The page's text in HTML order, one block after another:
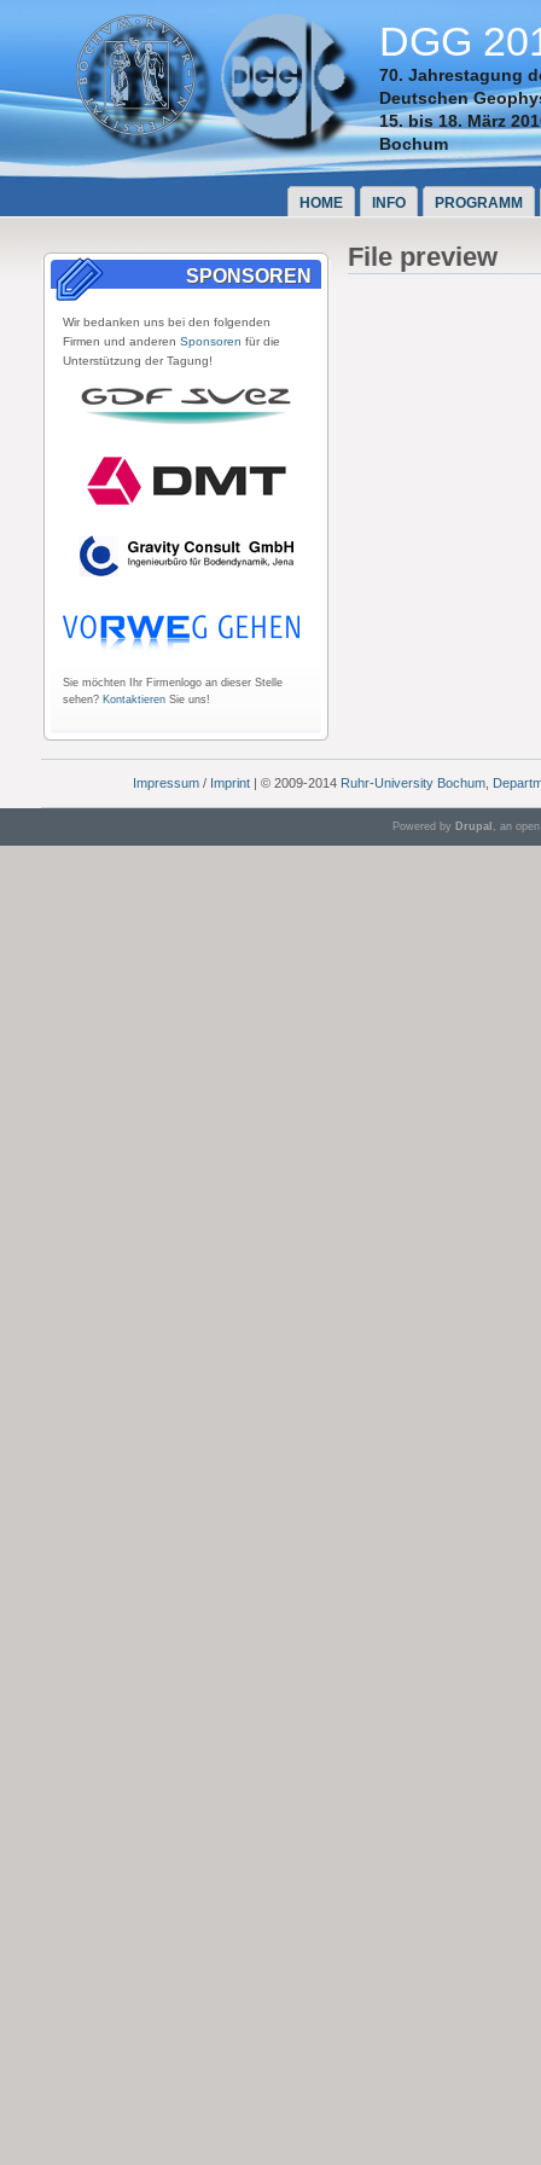
DGG
70. Jahrestagung
Deutschen
15. bis 18. März
Bochum
HOME INFO PROGRAMM
SPONSOREN
Wir bedanken uns bei den folgenden
Firmen und anderen Sponsoren für die
Unterstützung der Tagung!
Sie möchten Ihr Firmenlogo an dieser Stelle
sehen? Kontaktieren Sie uns!
File preview
Impressum/ Imprint| © 2009-2014 Ruhr-University Bochum,
Powered by Drupal , an